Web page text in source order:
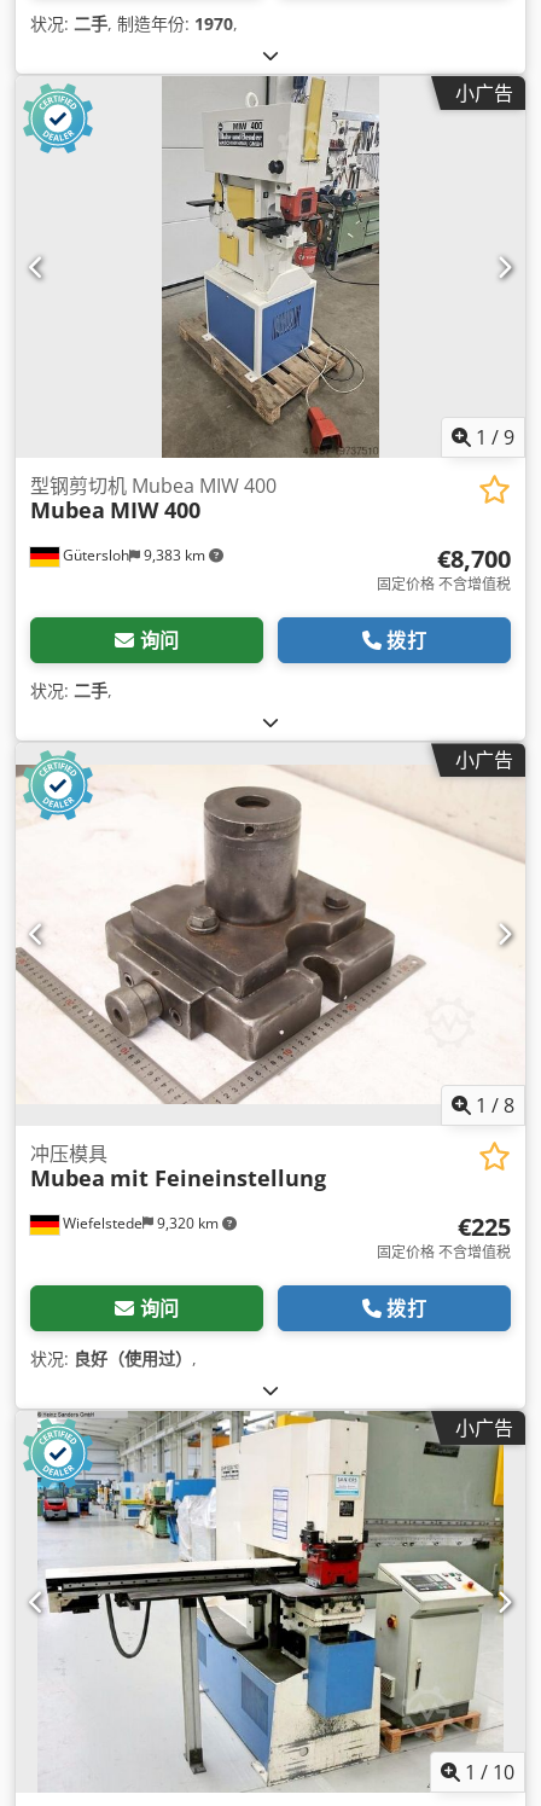
状况: 二手, 制造年份: 1970,
小广告
1 /9
Gütersloh 9,383 km
型钢剪切机 Mubea MIW 400
Mubea MIW 400
€8,700
固定价格 不含增值税
询问 拨打
状况: 二手,
小广告
1 /8
Wiefelstede 9,320 km
冲压模具
Mubea mit Feineinstellung
€225
固定价格 不含增值税
询问 拨打
状况: 良好（使用过） ,
小广告
1 / 10